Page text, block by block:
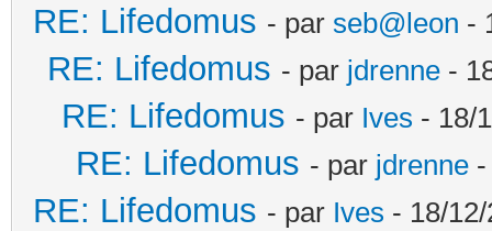
RE: Lifedomus - par seb@leon -
RE: Lifedomus - par jdrenne -
RE: Lifedomus - par Ives - 18/
RE: Lifedomus - par jdrenne
RE: Lifedomus - par Ives - 18/